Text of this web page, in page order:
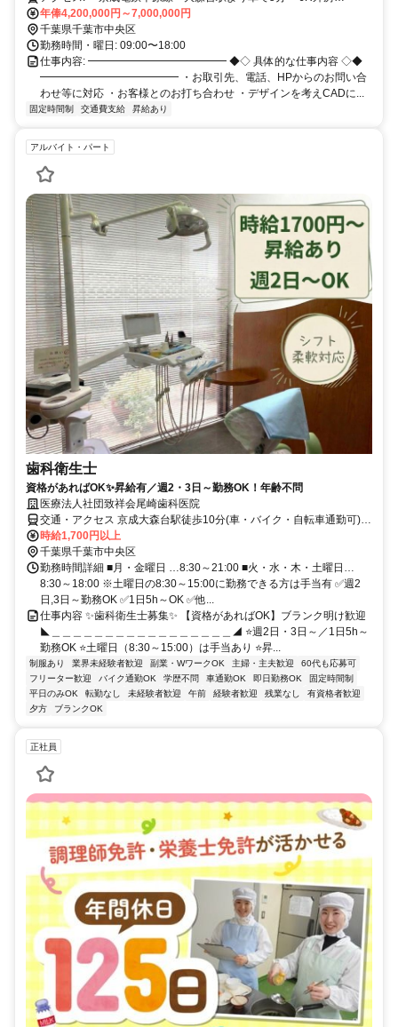
線 鎌取駅よりバスで15分程度
年俸4,200,000円～7,000,000円
千葉県千葉市中央区
勤務時間・曜日: 09:00〜18:00
仕事内容: ━━━━━━━━━━━━━ ◆◇ 具体的な仕事内容 ◇◆
━━━━━━━━━━━━━ ・お取引先、電話、HPからのお問い合
わせ等に対応 ・お客様とのお打ち合わせ ・デザインを考えCADに...
固定時間制 交通費支給 昇給あり
アルバイト・パート
歯科衛生士
資格があればOK✨昇給有／週2・3日～勤務OK！年齢不問
医療法人社団致祥会尾崎歯科医院
交通・アクセス 京成大森台駅徒歩10分(車・バイク・自転車通勤可)／
千葉中央バス仁戸名郵便局下車3分
時給1,700円以上
千葉県千葉市中央区
勤務時間詳細 ■月・金曜日 …8:30～21:00 ■火・水・木・土曜日…
8:30～18:00 ※土曜日の8:30～15:00に勤務できる方は手当有 ✅週2
日,3日～勤務OK ✅1日5h～OK ✅他...
仕事内容 ✨歯科衛生士募集✨ 【資格があればOK】ブランク明け歓迎
◣＿＿＿＿＿＿＿＿＿＿＿＿＿＿＿＿＿◢ ⭐週2日・3日～／1日5h～
勤務OK ⭐土曜日（8:30～15:00）は手当あり ⭐昇...
制服あり 業界未経験者歓迎 副業・WワークOK 主婦・主夫歓迎
60代も応募可
フリーター歓迎
バイク通勤OK 学歴不問 車通勤OK 即日勤務OK
固定時間制
平日のみOK
転勤なし 未経験者歓迎 午前 経験者歓迎 残業なし
有資格者歓迎
夕方
ブランクOK
正社員